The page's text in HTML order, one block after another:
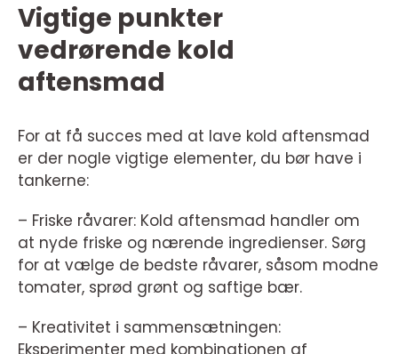
Vigtige punkter
vedrørende kold
aftensmad
For at få succes med at lave kold aftensmad
er der nogle vigtige elementer, du bør have i
tankerne:
– Friske råvarer: Kold aftensmad handler om
at nyde friske og nærende ingredienser. Sørg
for at vælge de bedste råvarer, såsom modne
tomater, sprød grønt og saftige bær.
– Kreativitet i sammensætningen: